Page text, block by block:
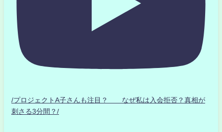
/プロジェクトA子さんも注目？ なぜ私は入会拒否？真相が
刺さる3分間？/